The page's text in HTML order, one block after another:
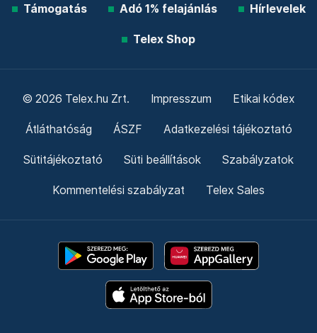
Támogatás Adó 1% felajánlás Hírlevelek
Telex Shop
© 2026 Telex.hu Zrt. Impresszum Etikai kódex
Átláthatóság ÁSZF Adatkezelési tájékoztató
Sütitájékoztató Süti beállítások Szabályzatok
Kommentelési szabályzat Telex Sales